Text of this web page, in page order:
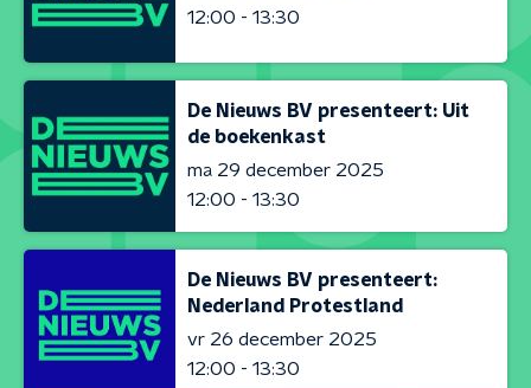
12:00 - 13:30
De Nieuws BV presenteert: Uit
de boekenkast
ma 29 december 2025
12:00 - 13:30
De Nieuws BV presenteert:
Nederland Protestland
vr 26 december 2025
12:00 - 13:30